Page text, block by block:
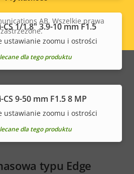
CS 1/1.8" 3.9-10 mm F1.5
ustawianie zoomu i ostrości
dla tego produktu
CS 9-50 mm F1.5 8 MP
ustawianie zoomu i ostrości
dla tego produktu
typu Edge
AB. Wszelkie prawa
zastrzeżone.